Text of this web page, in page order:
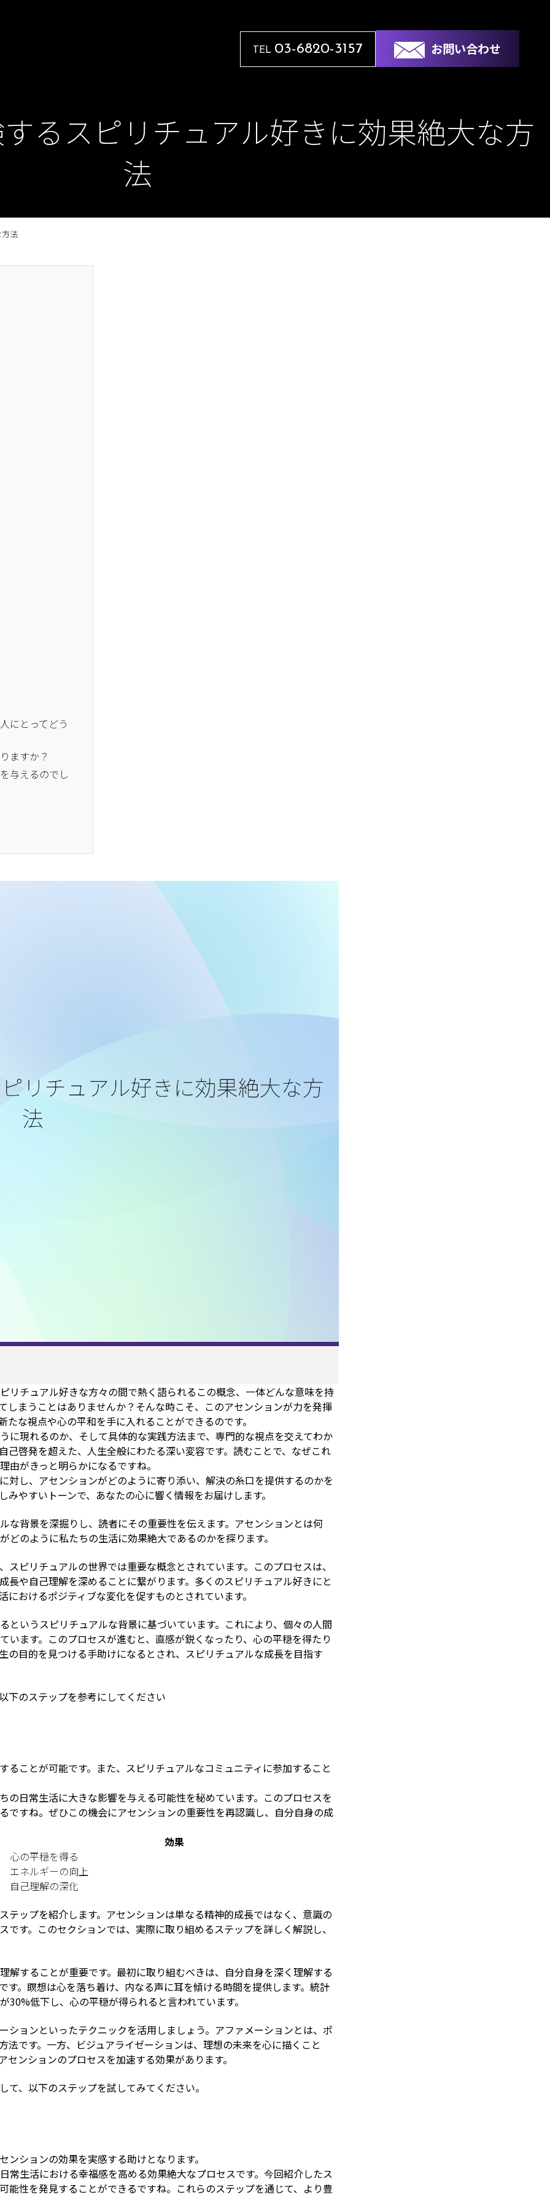
TEL 03-6820-3157 お問い合わせ
るスピリチュアル好きに効果絶大な方
法
法
にとってどう
ますか？
与えるのでし
リチュアル好きな方々の間で熱く語られるこの概念、一体どんな意味を持
まうことはありませんか？そんな時こそ、このアセンションが力を発揮
な視点や心の平和を手に入れることができるのです。
現れるのか、そして具体的な実践方法まで、専門的な視点を交えてわか
啓発を超えた、人生全般にわたる深い変容です。読むことで、なぜこれ
がきっと明らかになるですね。
し、アセンションがどのように寄り添い、解決の糸口を提供するのかを
やすいトーンで、あなたの心に響く情報をお届けします。
背景を深掘りし、読者にその重要性を伝えます。アセンションとは何
のように私たちの生活に効果絶大であるのかを探ります。
ピリチュアルの世界では重要な概念とされています。このプロセスは、
や自己理解を深めることに繋がります。多くのスピリチュアル好きにと
おけるポジティブな変化を促すものとされています。
いうスピリチュアルな背景に基づいています。これにより、個々の人間
ます。このプロセスが進むと、直感が鋭くなったり、心の平穏を得たり
目的を見つける手助けになるとされ、スピリチュアルな成長を目指す
下のステップを参考にしてください
ことが可能です。また、スピリチュアルなコミュニティに参加すること
日常生活に大きな影響を与える可能性を秘めています。このプロセスを
ですね。ぜひこの機会にアセンションの重要性を再認識し、自分自身の成
効果
心の平穏を得る
エネルギーの向上
自己理解の深化
ップを紹介します。アセンションは単なる精神的成長ではなく、意識の
す。このセクションでは、実際に取り組めるステップを詳しく解説し、
することが重要です。最初に取り組むべきは、自分自身を深く理解する
。瞑想は心を落ち着け、内なる声に耳を傾ける時間を提供します。統計
低下し、心の平穏が得られると言われています。
ョンといったテクニックを活用しましょう。アファメーションとは、ポ
です。一方、ビジュアライゼーションは、理想の未来を心に描くこと
ンションのプロセスを加速する効果があります。
、以下のステップを試してみてください。
ションの効果を実感する助けとなります。
生活における幸福感を高める効果絶大なプロセスです。今回紹介したス
性を発見することができるですね。これらのステップを通じて、より豊